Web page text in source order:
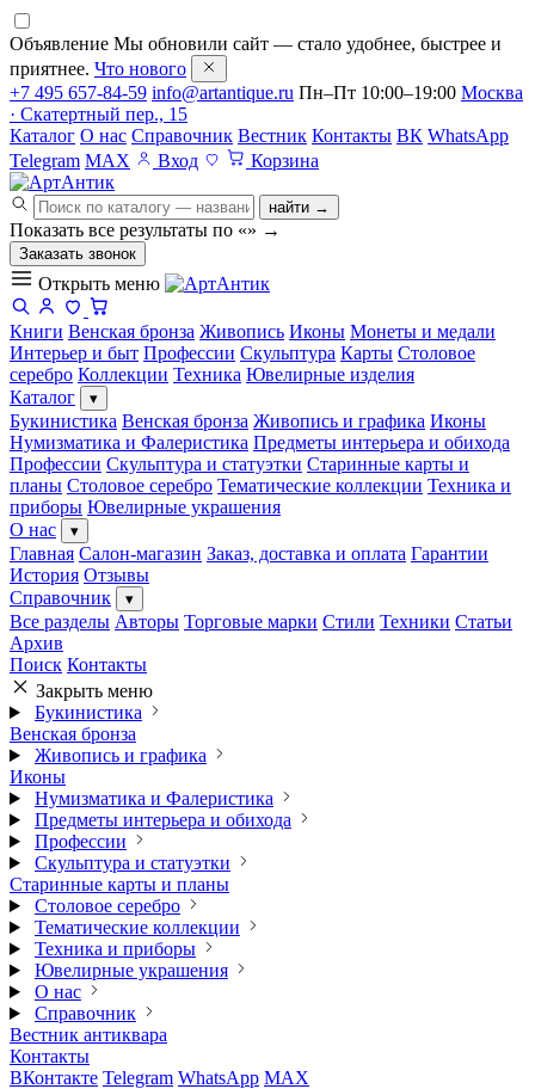
Объявление Мы обновили сайт — стало удобнее, быстрее и
приятнее. Что нового
+7 495 657-84-59 info@artantique.ru Пн–Пт 10:00–19:00 Москва
· Скатертный пер., 15
Каталог О нас Справочник Вестник Контакты ВК WhatsApp
Telegram MAX Вход Корзина
найти →
Показать все результаты по «» →
Заказать звонок
Открыть меню
Книги Венская бронза Живопись Иконы Монеты и медали
Интерьер и быт Профессии Скульптура Карты Столовое
серебро Коллекции Техника Ювелирные изделия
Каталог
▾
Букинистика Венская бронза Живопись и графика Иконы
Нумизматика и Фалеристика Предметы интерьера и обихода
Профессии Скульптура и статуэтки Старинные карты и
планы Столовое серебро Тематические коллекции Техника и
приборы Ювелирные украшения
О нас
▾
Главная Салон-магазин Заказ, доставка и оплата Гарантии
История Отзывы
Справочник
▾
Все разделы Авторы Торговые марки Стили Техники Статьи
Архив
Поиск Контакты
Закрыть меню
Букинистика
Венская бронза
Живопись и графика
Иконы
Нумизматика и Фалеристика
Предметы интерьера и обихода
Профессии
Скульптура и статуэтки
Старинные карты и планы
Столовое серебро
Тематические коллекции
Техника и приборы
Ювелирные украшения
О нас
Справочник
Вестник антиквара
Контакты
ВКонтакте Telegram WhatsApp MAX